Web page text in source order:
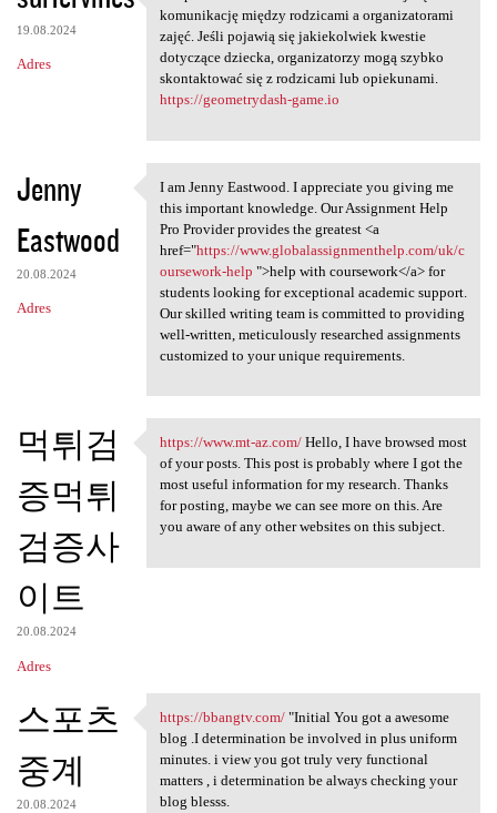
19.08.2024
Adres
Uzupełniona kartoteka
komunikację między rodzicami a organizatorami
zajęć. Jeśli pojawią się jakiekolwiek kwestie
dotyczące dziecka, organizatorzy mogą szybko
skontaktować się z rodzicami lub opiekunami.
https://geometrydash-game.io
Jenny
Eastwood
20.08.2024
Adres
I am Jenny Eastwood. I
I am Jenny Eastwood. I appreciate you giving me
this important knowledge. Our Assignment Help
Pro Provider provides the greatest <a
href="https://www.globalassignmenthelp.com/uk/c
oursework-help ">help with coursework</a> for
students looking for exceptional academic support.
Our skilled writing team is committed to providing
well-written, meticulously researched assignments
customized to your unique requirements.
먹튀검
증먹튀
검증사
이트
20.08.2024
Adres
https://www.mt-az.com/ Hello,
https://www.mt-az.com/Hello, I have browsed most
of your posts. This post is probably where I got the
most useful information for my research. Thanks
for posting, maybe we can see more on this. Are
you aware of any other websites on this subject.
스포츠
중계
20.08.2024
https://bbangtv.com/ "Initial
https://bbangtv.com/"Initial You got a awesome
blog .I determination be involved in plus uniform
minutes. i view you got truly very functional
matters , i determination be always checking your
blog blesss.